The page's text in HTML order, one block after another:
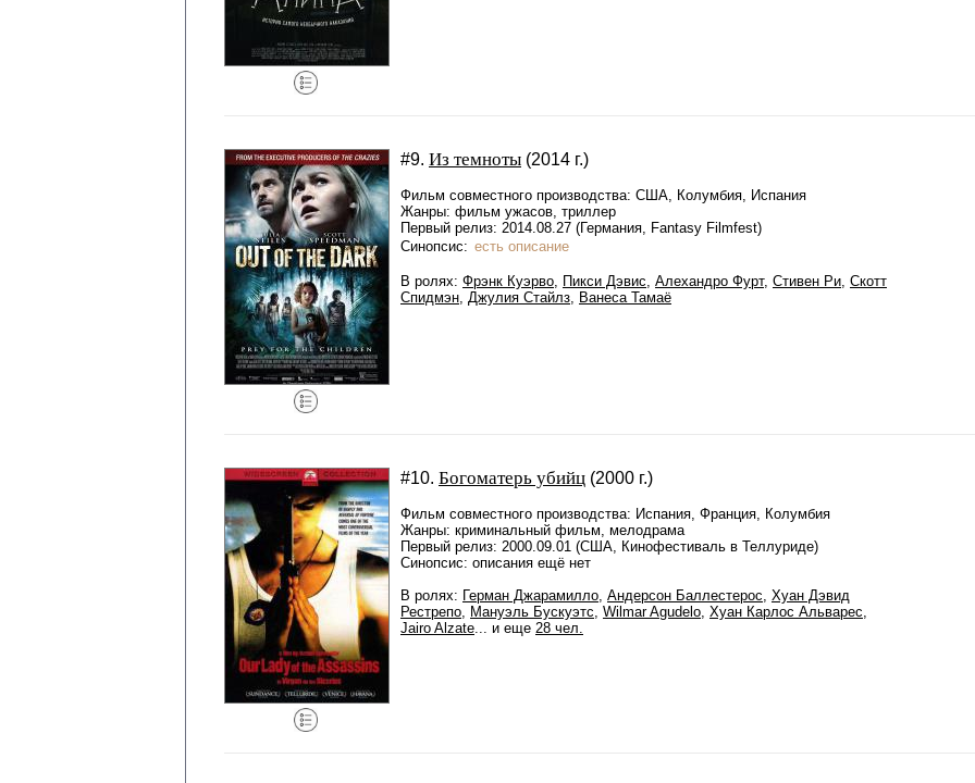
#9. Из темноты (2014 г.)
Фильм совместного производства: США, Колумбия, Испания
Жанры: фильм ужасов, триллер
Первый релиз: 2014.08.27 (Германия, Fantasy Filmfest)
Синопсис: есть описание
В ролях: Фрэнк Куэрво, Пикси Дэвис, Алехандро Фурт, Стивен Ри, Скотт
Спидмэн, Джулия Стайлз, Ванеса Тамаё
#10. Богоматерь убийц (2000 г.)
Фильм совместного производства: Испания, Франция, Колумбия
Жанры: криминальный фильм, мелодрама
Первый релиз: 2000.09.01 (США, Кинофестиваль в Теллуриде)
Синопсис: описания ещё нет
В ролях: Герман Джарамилло, Андерсон Баллестерос, Хуан Дэвид
Рестрепо, Мануэль Бускуэтс, Wilmar Agudelo, Хуан Карлос Альварес,
Jairo Alzate... и еще 28 чел.